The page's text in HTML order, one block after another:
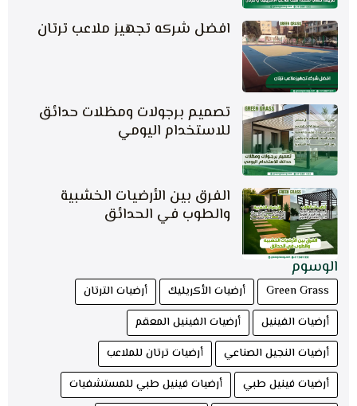
افضل شركه تجهيز ملاعب ترتان
تصميم برجولات ومظلات حدائق
للاستخدام اليومي
الفرق بين الأرضيات الخشبية
والطوب في الحدائق
الوسوم
Green Grass أرضيات الأكريليك
أرضيات الترتان
أرضيات الفينيل
أرضيات الفينيل المعقم
أرضيات النجيل الصناعي
أرضيات ترتان للملاعب
أرضيات فينيل طبي
أرضيات فينيل طبي للمستشفيات